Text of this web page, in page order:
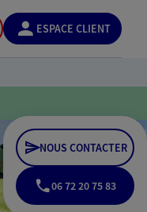
ESPACE CLIENT
NOUS CONTACTER
06 72 20 75 83